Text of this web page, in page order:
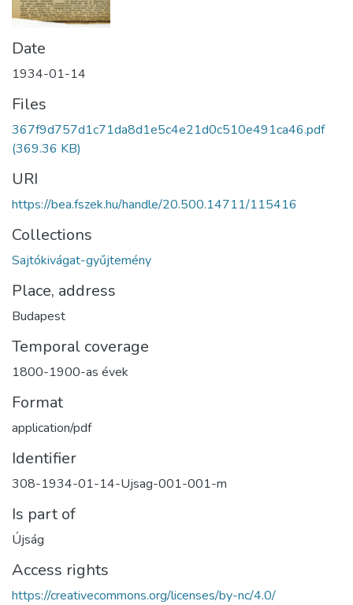
Date
1934-01-14
Files
367f9d757d1c71da8d1e5c4e21d0c510e491ca46.pdf
(369.36 KB)
URI
https://bea.fszek.hu/handle/20.500.14711/115416
Collections
Sajtókivágat-gyűjtemény
Place, address
Budapest
Temporal coverage
1800-1900-as évek
Format
application/pdf
Identifier
308-1934-01-14-Ujsag-001-001-m
Is part of
Újság
Access rights
https://creativecommons.org/licenses/by-nc/4.0/